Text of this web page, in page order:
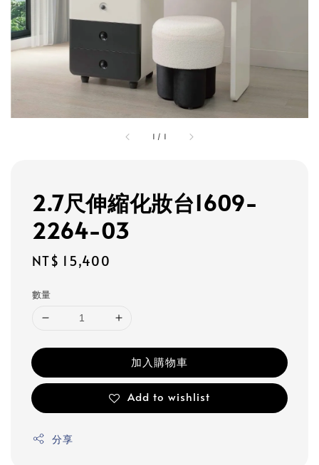
1 / 1
2.7尺伸縮化妝台1609-
2264-03
Regular
NT$ 15,400
數量
加入購物車
Add to wishlist
分享